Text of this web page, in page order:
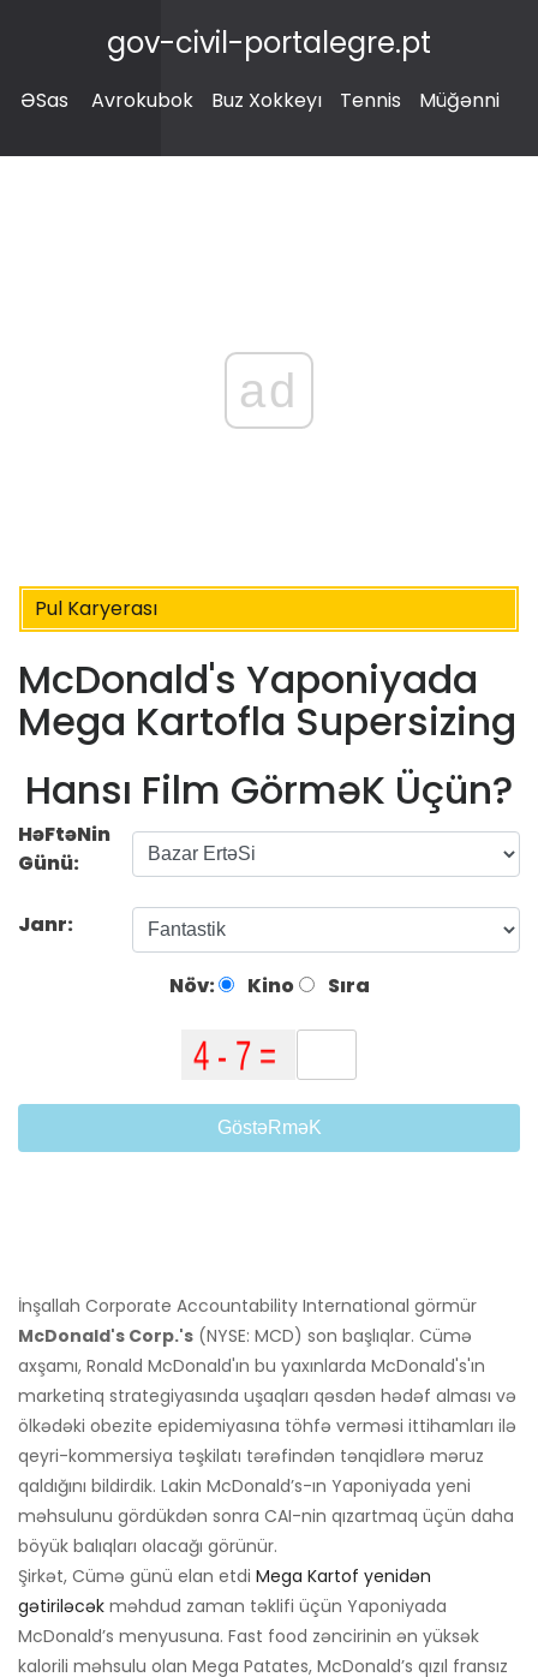
gov-civil-portalegre.pt
ƏSas Avrokubok Buz Xokkeyı Tennis Müğənni
ad
Pul Karyerası
McDonald's Yaponiyada
Mega Kartofla Supersizing
Hansı Film GörməK Üçün?
HəFtəNin
Günü:
Janr:
Növ: Kino Sıra
GöstəRməK
İnşallah Corporate Accountability International görmür
McDonald's Corp.'s (NYSE: MCD) son başlıqlar. Cümə
axşamı, Ronald McDonald'ın bu yaxınlarda McDonald's'ın
marketinq strategiyasında uşaqları qəsdən hədəf alması və
ölkədəki obezite epidemiyasına töhfə verməsi ittihamları ilə
qeyri-kommersiya təşkilatı tərəfindən tənqidlərə məruz
qaldığını bildirdik. Lakin McDonald’s-ın Yaponiyada yeni
məhsulunu gördükdən sonra CAI-nin qızartmaq üçün daha
böyük balıqları olacağı görünür.
Şirkət, Cümə günü elan etdi Mega Kartof yenidən
gətiriləcək məhdud zaman təklifi üçün Yaponiyada
McDonald’s menyusuna. Fast food zəncirinin ən yüksək
kalorili məhsulu olan Mega Patates, McDonald’s qızıl fransız